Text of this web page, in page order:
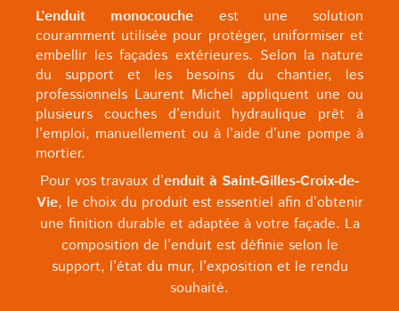
L’enduit monocouche est une solution
couramment utilisée pour protéger, uniformiser et
embellir les façades extérieures. Selon la nature
du support et les besoins du chantier, les
professionnels Laurent Michel appliquent une ou
plusieurs couches d’enduit hydraulique prêt à
l’emploi, manuellement ou à l’aide d’une pompe à
mortier.
Pour vos travaux d’enduit à Saint-Gilles-Croix-de-
Vie, le choix du produit est essentiel afin d’obtenir
une finition durable et adaptée à votre façade. La
composition de l’enduit est définie selon le
support, l’état du mur, l’exposition et le rendu
souhaité.